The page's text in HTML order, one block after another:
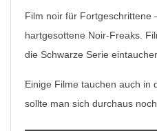
Film noir für Fortgeschrittene
hartgesottene Noir-Freaks.
die Schwarze Serie
Einige Filme tauchen auch in
sollte man sich durchaus